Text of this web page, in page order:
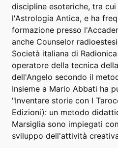
discipline esoteriche, tra
l'Astrologia Antica, e ha
formazione presso
anche Counselor
Società italiana di
operatore della tecnica
dell'Angelo secondo il
Insieme a Mario Abbati ha
"Inventare storie con I
Edizioni): un metodo
Marsiglia sono impiegati
sviluppo dell'attività